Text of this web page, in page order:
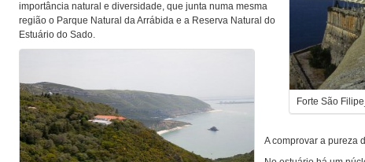
Forte São
importância natural e diversidade, que junta numa mesma
região o Parque Natural da Arrábida e a Reserva Natural do
Estuário do Sado.
A comprovar a pureza